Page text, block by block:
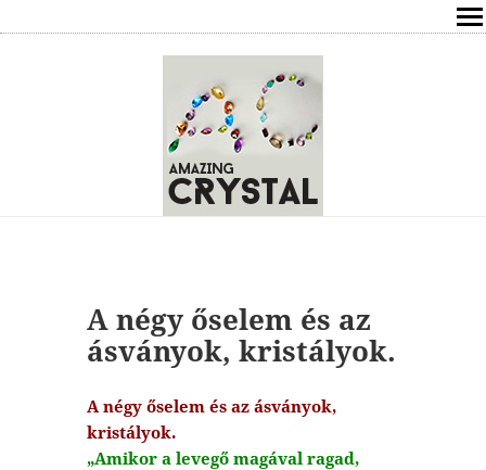
ÍRÁSOK
ÁSVÁNYOK HATÁSAI
ONLINE GYÓGYÍTÁS,TANÁCSADÁS
VÁSÁRLÁS / KOSÁR
A négy őselem és az
ásványok, kristályok.
A négy őselem és az ásványok,
kristályok.
„Amikor a levegő magával ragad,